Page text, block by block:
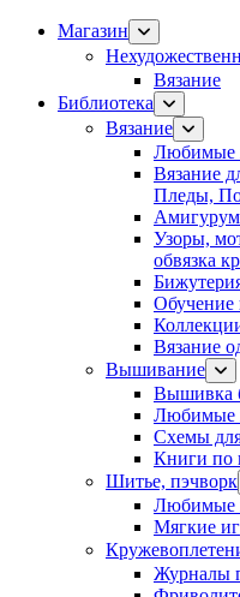
Магазин
Вязание
Библиотека
Вязание
Любимые
Вязание
Пледы,
Узоры,
обвязка
Обучение
Вязание
Вышивание
Вышивка
Любимые
Схемы
Книги по
Шитье, пэчворк
Любимые
Мягкие
Журналы